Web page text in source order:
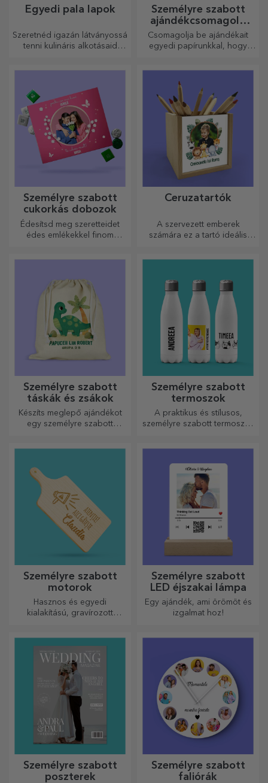
Egyedi pala lapok
Szeretnéd igazán látványossá
tenni kulináris alkotásaid
Személyre szabott
ajándékcsomagoló
papír
Csomagolja be ajándékait
egyedi papírunkkal, hogy
Személyre szabott
cukorkás dobozok
Édesítsd meg szeretteidet
édes emlékekkel finom
Ceruzatartók
A szervezett emberek
számára ez a tartó ideális
Személyre szabott
táskák és zsákok
Készíts meglepő ajándékot
egy személyre szabott
Személyre szabott
termoszok
A praktikus és stílusos,
személyre szabott termoszok
Személyre szabott
motorok
Hasznos és egyedi
kialakítású, gravírozott
legfinomabb ételekhez.
Személyre szabott
LED éjszakai lámpa
Egy ajándék, ami örömöt és
izgalmat hoz!
Személyre szabott
poszterek
Személyre szabott
faliórák